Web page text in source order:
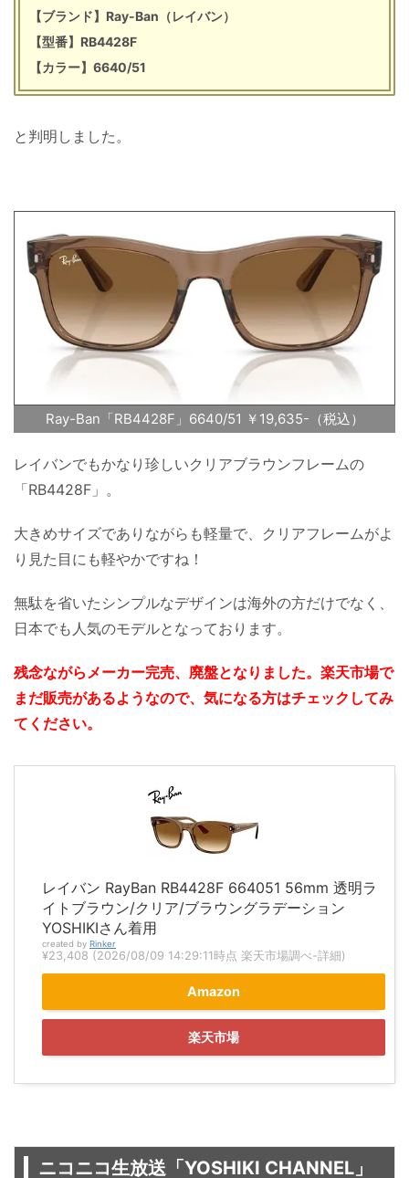
【ブランド】Ray-Ban（レイバン）
【型番】RB4428F
【カラー】6640/51
と判明しました。
Ray-Ban「RB4428F」6640/51 ￥19,635-（税込）
レイバンでもかなり珍しいクリアブラウンフレームの
「RB4428F」。
大きめサイズでありながらも軽量で、クリアフレームがよ
り見た目にも軽やかですね！
無駄を省いたシンプルなデザインは海外の方だけでなく、
日本でも人気のモデルとなっております。
残念ながらメーカー完売、廃盤となりました。楽天市場で
まだ販売があるようなので、気になる方はチェックしてみ
てください。
レイバン RayBan RB4428F 664051 56mm 透明ラ
イトブラウン/クリア/ブラウングラデーション
YOSHIKIさん着用
created by Rinker
¥23,408 (2026/08/09 14:29:11時点 楽天市場調べ-詳細)
Amazon
楽天市場
ニコニコ生放送「YOSHIKI CHANNEL」